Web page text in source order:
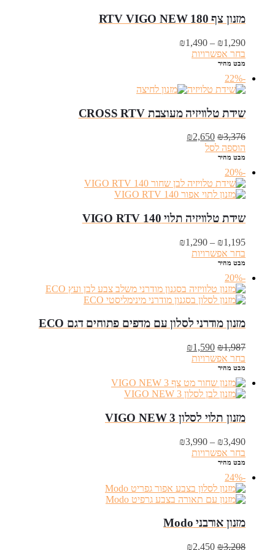
מזנון צף RTV VIGO NEW 180
₪1,290
–
₪1,490
בחר אפשרויות
מבט מהיר
-22%
שידת טלוויזיה מעוצבת CROSS RTV
₪3,376
המחיר
המקורי
₪2,650
הוספה לסל
מבט מהיר
-20%
שידת טלוויזיה תלוי VIGO RTV 140
₪1,195
–
₪1,290
בחר אפשרויות
מבט מהיר
-20%
מזנון מודרני לסלון עם מדפים פתוחים דגם ECO
₪1,987
המחיר
המקורי
₪1,987.
₪1,590
₪1,590.
בחר אפשרויות
מבט מהיר
מזנון תלוי לסלון VIGO NEW 3
₪3,490
–
₪3,990
בחר אפשרויות
מבט מהיר
-24%
מזנון אורבני Modo
₪3,208 המחיר₪2,450